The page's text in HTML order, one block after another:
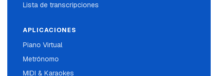
Lista de transcripciones
APLICACIONES
Piano Virtual
Metrónomo
MIDI & Karaokes